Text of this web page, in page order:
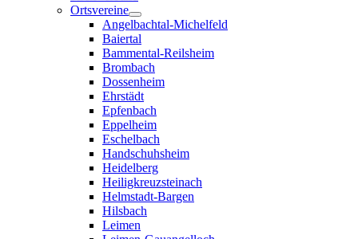
Ortsvereine
Angelbachtal-Michelfeld
Baiertal
Bammental-Reilsheim
Brombach
Dossenheim
Ehrstädt
Epfenbach
Eppelheim
Eschelbach
Handschuhsheim
Heidelberg
Heiligkreuzsteinach
Helmstadt-Bargen
Hilsbach
Leimen